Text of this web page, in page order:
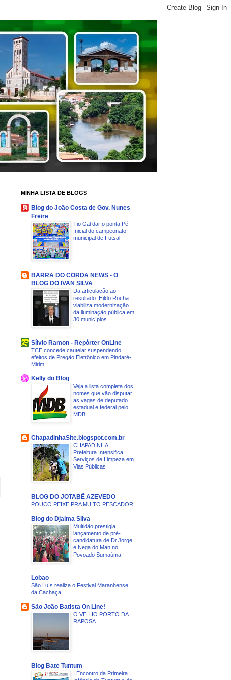
MINHA LISTA DE BLOGS
Blog do João Costa de Gov. Nunes
Freire
Tio Gal dar o ponta Pé
Inicial do campeonato
municipal de Futsal
BARRA DO CORDA NEWS - O
BLOG DO IVAN SILVA
Da articulação ao
resultado: Hildo Rocha
viabiliza modernização
da iluminação pública em
30 municípios
Sílvio Ramon - Repórter OnLine
TCE concede cautelar suspendendo
efeitos de Pregão Eletrônico em Pindaré-
Mirim
Kelly do Blog
Veja a lista completa dos
nomes que vão disputar
as vagas de deputado
estadual e federal pelo
MDB
ChapadinhaSite.blogspot.com.br
CHAPADINHA |
Prefeitura Intensifica
Serviços de Limpeza em
Vias Públicas
BLOG DO JOTABÊ AZEVEDO
POUCO PEIXE PRA MUITO PESCADOR
Blog do Djalma Silva
Multidão prestigia
lançamento de pré-
candidatura de Dr.Jorge
e Nega do Man no
Povoado Sumaúma
Lobao
São Luís realiza o Festival Maranhense
da Cachaça
São João Batista On Line!
O VELHO PORTO DA
RAPOSA
Blog Bate Tuntum
I Encontro da Primeira